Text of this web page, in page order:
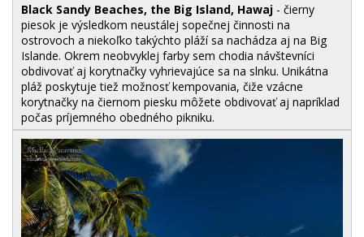
Black Sandy Beaches, the Big Island, Hawaj - čierny
piesok je výsledkom neustálej sopečnej činnosti na
ostrovoch a niekoľko takýchto pláží sa nachádza aj na Big
Islande. Okrem neobvyklej farby sem chodia návštevníci
obdivovať aj korytnačky vyhrievajúce sa na slnku. Unikátna
pláž poskytuje tiež možnosť kempovania, čiže vzácne
korytnačky na čiernom piesku môžete obdivovať aj napríklad
počas príjemného obedného pikniku.